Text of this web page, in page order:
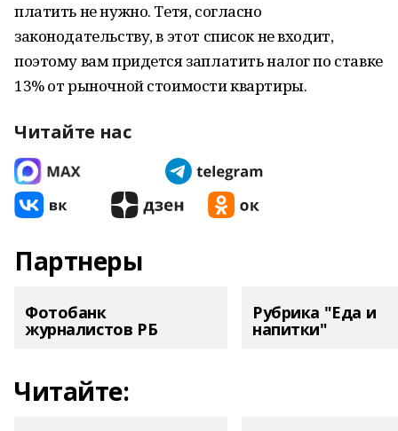
платить не нужно. Тетя, согласно
законодательству, в этот список не входит,
поэтому вам придется заплатить налог по ставке
13% от рыночной стоимости квартиры.
Читайте нас
Партнеры
Фотобанк
журналистов РБ
Рубрика "Еда и
напитки"
Читайте: